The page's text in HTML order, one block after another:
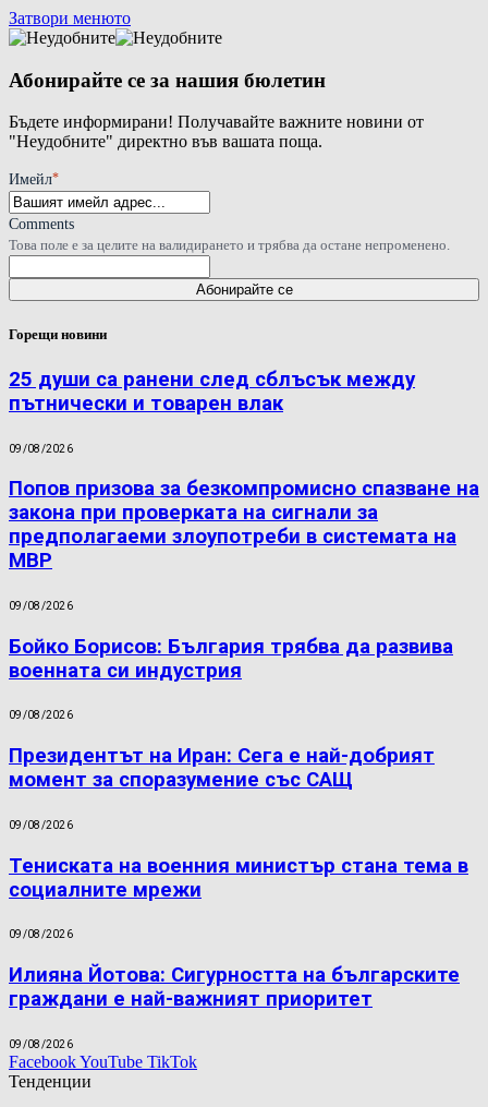
Затвори менюто
Абонирайте се за нашия бюлетин
Бъдете информирани! Получавайте важните новини от
"Неудобните" директно във вашата поща.
Имейл*
Comments
Това поле е за целите на валидирането и трябва да остане непроменено.
Горещи новини
25 души са ранени след сблъсък между
пътнически и товарен влак
09/08/2026
Попов призова за безкомпромисно спазване на
закона при проверката на сигнали за
предполагаеми злоупотреби в системата на
МВР
09/08/2026
Бойко Борисов: България трябва да развива
военната си индустрия
09/08/2026
Президентът на Иран: Сега е най-добрият
момент за споразумение със САЩ
09/08/2026
Тениската на военния министър стана тема в
социалните мрежи
09/08/2026
Илияна Йотова: Сигурността на българските
граждани е най-важният приоритет
09/08/2026
FacebookYouTube TikTok
Тенденции